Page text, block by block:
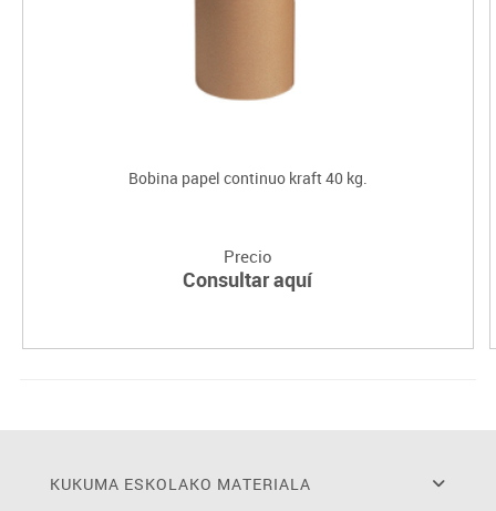
Bobina papel continuo kraft 40 kg.
Precio
Consultar aquí
KUKUMA ESKOLAKO MATERIALA